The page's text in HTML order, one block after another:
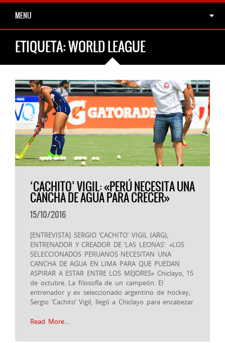
MENU
ETIQUETA:WORLD LEAGUE
‘CACHITO’ VIGIL: «PERÚ NECESITA UNA
CANCHA DE AGUA PARA CRECER»
15/10/2016
[ENTREVISTA] SERGIO ‘CACHITO’ VIGIL (ARG),
ENTRENADOR Y CREADOR DE ‘LAS LEONAS’: «LOS
SELECCIONADOS PERUANOS NECESITAN UNA
CANCHA DE AGUA EN LIMA PARA QUE PUEDAN
ASPIRAR A ESTAR ENTRE LOS MEJORES» Chiclayo, 15
de octubre. La filosofía de un campeón. El
entrenador y ex seleccionado argentino de hockey,
Sergio ‘Cachito’ Vigil, llegó a Chiclayo para encabezar
Read More…